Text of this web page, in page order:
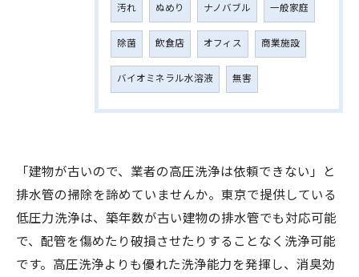
汚れ ぬめり ナノバブル 一般家庭
除菌 飲食店 オフィス 商業施設
バイオミネラル水溶液 無害
「建物が古いので、業者の高圧洗浄は依頼できない」と
排水管の掃除を諦めていませんか。東京で提供している
低圧力洗浄は、築年数が古い建物の排水管でも対応可能
で、配管を傷めたり破損させたりすることなく洗浄可能
です。高圧洗浄よりも優れた洗浄能力を発揮し、消臭効